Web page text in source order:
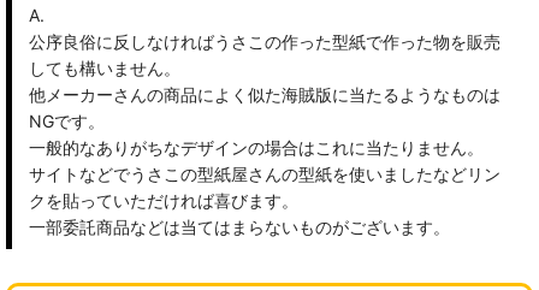
A.
公序良俗に反しなければうさこの作った型紙で作った物を販売
しても構いません。
他メーカーさんの商品によく似た海賊版に当たるようなものは
NGです。
一般的なありがちなデザインの場合はこれに当たりません。
サイトなどでうさこの型紙屋さんの型紙を使いましたなどリン
クを貼っていただければ喜びます。
一部委託商品などは当てはまらないものがございます。